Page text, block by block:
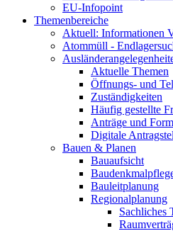
EU-Infopoint
Themenbereiche
Aktuell: Informationen
Atommüll -
Aktuelle Themen
Öffnungs- und
Zuständigkeiten
Häufig gestellte
Anträge und
Digitale
Bauen & Planen
Bauaufsicht
Bauleitplanung
Regionalplanung
Sachliches